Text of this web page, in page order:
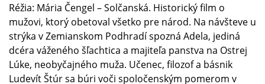
Réžia: Mária Čengel – Solčanská. Historický film o
mužovi, ktorý obetoval všetko pre národ. Na návšteve u
strýka v Zemianskom Podhradí spozná Adela, jediná
dcéra váženého šľachtica a majiteľa panstva na Ostrej
Lúke, neobyčajného muža. Učenec, filozof a básnik
Ludevít Štúr sa búri voči spoločenským pomerom v